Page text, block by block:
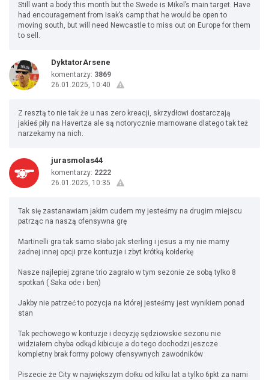
Still want a body this month but the Swede is Mikel’s main target. Have
had encouragement from Isak’s camp that he would be open to
moving south, but will need Newcastle to miss out on Europe for them
to sell.
DyktatorArsene
komentarzy: 3869
26.01.2025, 10:40
Z resztą to nie tak że u nas zero kreacji, skrzydłowi dostarczają
jakieś piły na Havertza ale są notorycznie marnowane dlatego tak też
narzekamy na nich.
jurasmolas44
komentarzy: 2222
26.01.2025, 10:35
Tak się zastanawiam jakim cudem my jesteśmy na drugim miejscu
patrząc na naszą ofensywna grę
Martinelli gra tak samo słabo jak sterling i jesus a my nie mamy
żadnej innej opcji prze kontuzje i zbyt krótką kołderkę
Nasze najlepiej zgrane trio zagrało w tym sezonie ze sobą tylko 8
spotkań ( Saka ode i ben)
Jakby nie patrzeć to pozycja na której jesteśmy jest wynikiem ponad
stan
Tak pechowego w kontuzje i decyzję sędziowskie sezonu nie
widziałem chyba odkąd kibicuje a do tego dochodzi jeszcze
kompletny brak formy połowy ofensywnych zawodników
Piszecie że City w największym dołku od kilku lat a tylko 6pkt za nami